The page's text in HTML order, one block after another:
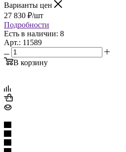
Варианты цен
27 830 ₽/шт
Подробности
Есть в наличии: 8
Арт.: 11589
В корзину